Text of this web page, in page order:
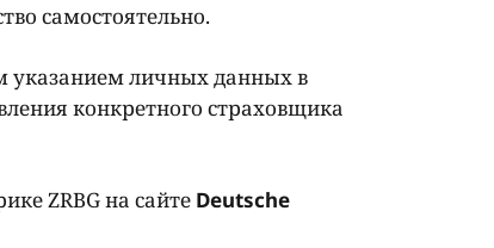
самостоятельно.
указанием личных данных в
конкретного страховщика
ZRBG на сайте Deutsche